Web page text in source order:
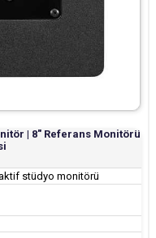
| 8" Referans Monitörü
stüdyo monitörü